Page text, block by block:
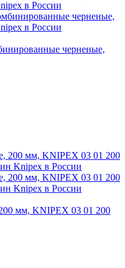
черненые,
мм, KNIPEX 03 01 200